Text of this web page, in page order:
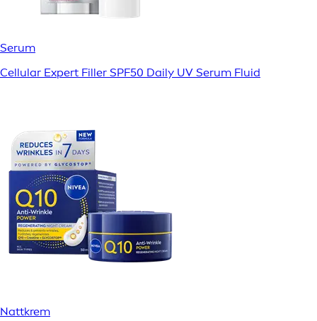
Serum
Cellular Expert Filler SPF50 Daily UV Serum Fluid
Nattkrem